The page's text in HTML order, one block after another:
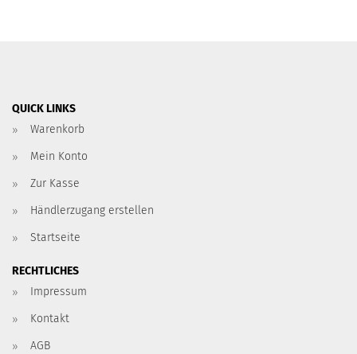
QUICK LINKS
Warenkorb
Mein Konto
Zur Kasse
Händlerzugang erstellen
Startseite
RECHTLICHES
Impressum
Kontakt
AGB